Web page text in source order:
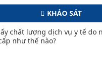
KHẢO SÁT
chất lượng dịch vụ y tế do
như thế nào?